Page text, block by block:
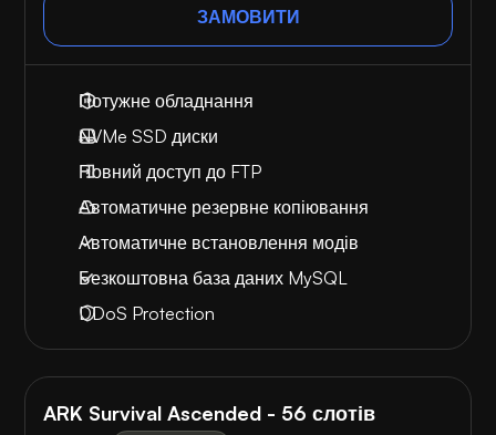
ЗАМОВИТИ
Потужне обладнання
NVMe SSD диски
Повний доступ до FTP
Автоматичне резервне копіювання
Автоматичне встановлення модів
Безкоштовна база даних MySQL
DDoS Protection
ARK Survival Ascended - 56 слотів